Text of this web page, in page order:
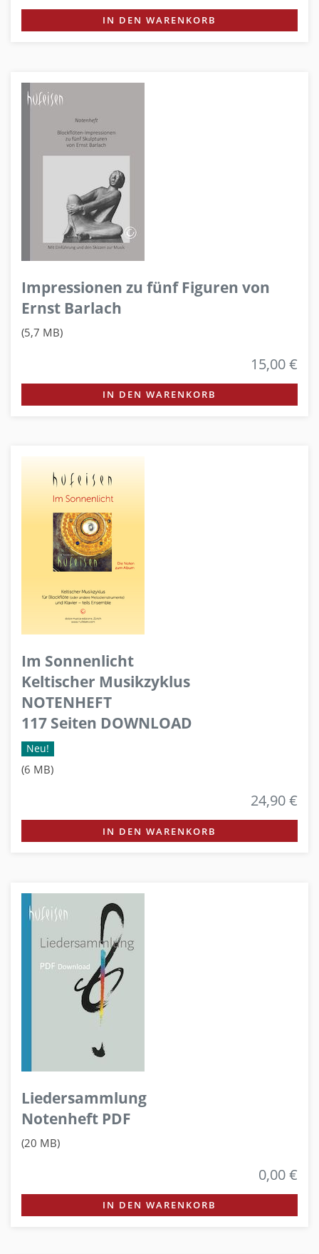
IN DEN WARENKORB
Impressionen zu fünf Figuren von
Ernst Barlach
(5,7 MB)
15,00 €
IN DEN WARENKORB
Im Sonnenlicht
Keltischer Musikzyklus
NOTENHEFT
117 Seiten DOWNLOAD
Neu!
(6 MB)
24,90 €
IN DEN WARENKORB
Liedersammlung
Notenheft PDF
(20 MB)
0,00 €
IN DEN WARENKORB